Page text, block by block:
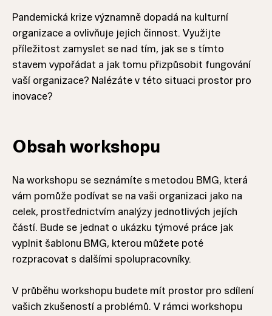
Pandemická krize významně dopadá na kulturní
organizace a ovlivňuje jejich činnost. Využijte
příležitost zamyslet se nad tím, jak se s tímto
stavem vypořádat a jak tomu přizpůsobit fungování
vaší organizace? Nalézáte v této situaci prostor pro
inovace?
Obsah workshopu
Na workshopu se seznámíte s metodou BMG, která
vám pomůže podívat se na vaši organizaci jako na
celek, prostřednictvím analýzy jednotlivých jejích
částí. Bude se jednat o ukázku týmové práce jak
vyplnit šablonu BMG, kterou můžete poté
rozpracovat s dalšími spolupracovníky.
V průběhu workshopu budete mít prostor pro sdílení
vašich zkušeností a problémů. V rámci workshopu